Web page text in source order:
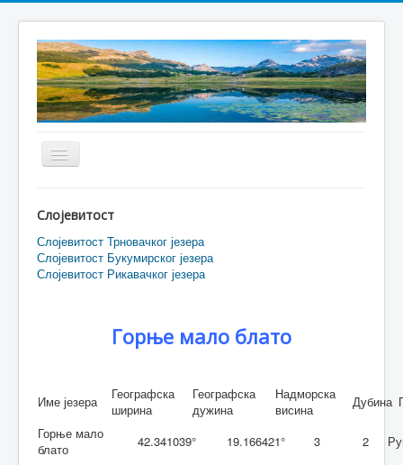
Toggle
Navigation
О нама
Бјеласица
Лукавица
Сињајевина
Слојевитост
Слојевитост Трновачког језера
Слојевитост Букумирског језера
Слојевитост Рикавачког језера
Горње мало блато
Име језера
Географска
ширина
Географска
дужина
Надморска
висина
Дубина
Горње мало
блато
42.341039° 19.166421° 3 2